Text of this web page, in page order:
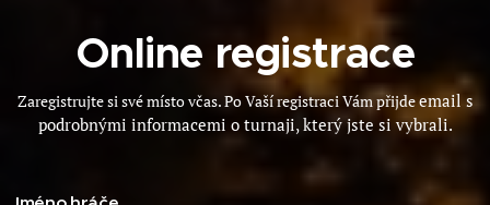
Online registrace
Zaregistrujte si své místo včas. Po Vaší registraci Vám přijdeemail s
podrobnými informacemi o turnaji, který jste si vybrali.